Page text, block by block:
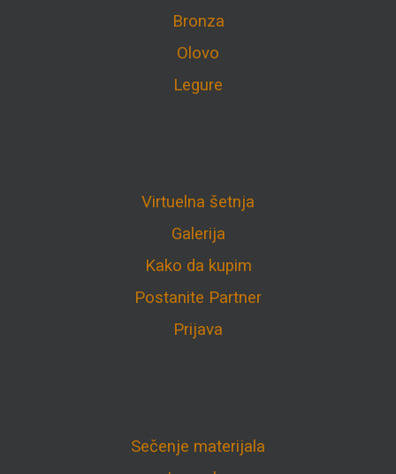
Bronza
Olovo
Legure
Virtuelna šetnja
Galerija
Kako da kupim
Postanite Partner
Prijava
Sečenje materijala